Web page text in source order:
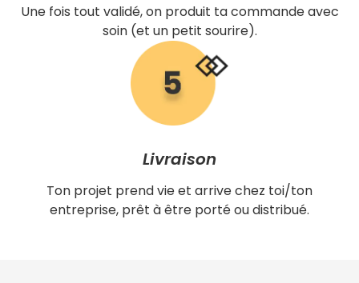
Une fois tout validé, on produit ta commande avec
soin (et un petit sourire).
Livraison
Ton projet prend vie et arrive chez toi/ton
entreprise, prêt à être porté ou distribué.